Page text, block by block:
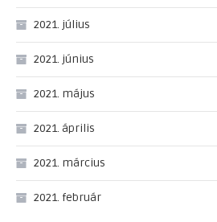
2021. július
2021. június
2021. május
2021. április
2021. március
2021. február